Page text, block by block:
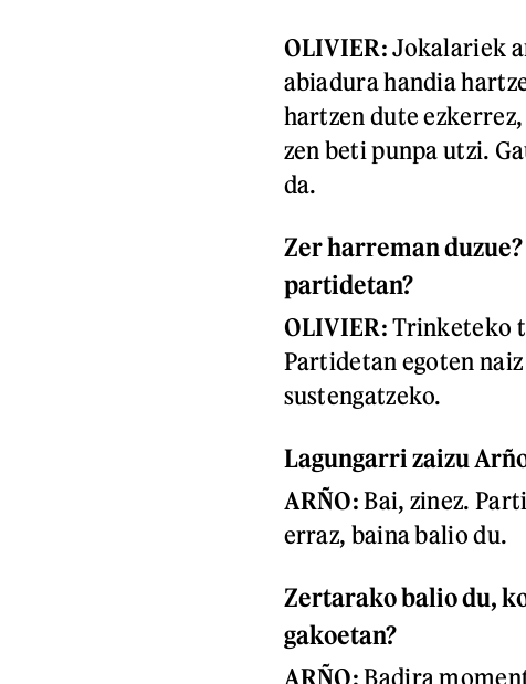
OLIVIER: Jokalariek
abiadura handia
hartzen dute
zen beti punpa utzi.
da.
Zer harreman duzue?
partidetan?
OLIVIER: Trinketeko
Partidetan egoten
sustengatzeko.
Lagungarri zaizu
ARÑO:Bai, zinez.
erraz, baina balio du.
Zertarako balio du,
gakoetan?
ARÑO:Badira